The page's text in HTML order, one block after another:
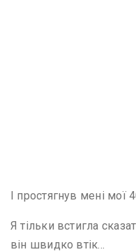
І простягнув мені мої
Я тільки встигла
він швидко втік…